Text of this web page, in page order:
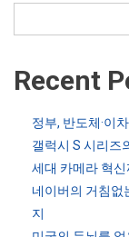
Recent
정부, 반도체·이
갤럭시 S 시리즈
세대 카메라 혁신
네이버의 거침없
지